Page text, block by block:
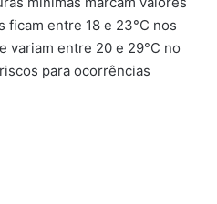
ficam entre 18 e 23°C nos
e variam entre 20 e 29°C no
para ocorrências